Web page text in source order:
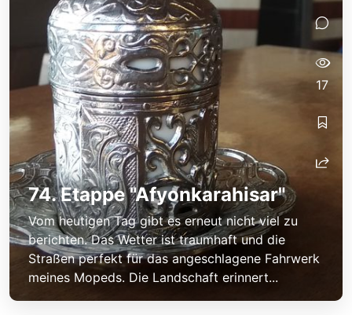
74. Etappe "Afyonkarahisar"
Vom heutigen Tag gibt es erneut nicht viel zu
berichten. Das Wetter ist traumhaft und die
Straßen perfekt für das angeschlagene Fahrwerk
meines Mopeds. Die Landschaft erinnert...
17